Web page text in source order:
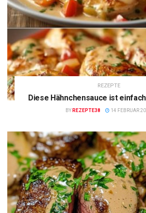
REZEPTE
Diese Hähnchensauce ist
BY REZEPTE38 14 FEBRUAR